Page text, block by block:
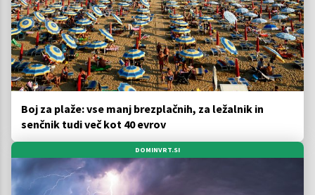
Boj za plaže: vse manj brezplačnih, za ležalnik in
senčnik tudi več kot 40 evrov
DOMINVRT.SI